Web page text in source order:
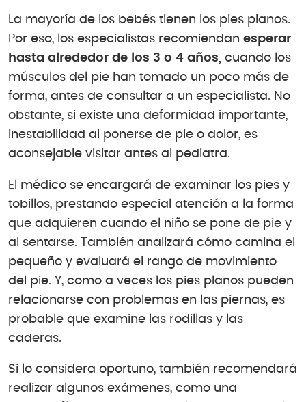
La mayoría de los bebés tienen los pies planos.
Por eso, los especialistas recomiendan esperar
hasta alrededor de los 3 o 4 años, cuando los
músculos del pie han tomado un poco más de
forma, antes de consultar a un especialista. No
obstante, si existe una deformidad importante,
inestabilidad al ponerse de pie o dolor, es
aconsejable visitar antes al pediatra.
El médico se encargará de examinar los pies y
tobillos, prestando especial atención a la forma
que adquieren cuando el niño se pone de pie y
al sentarse. También analizará cómo camina el
pequeño y evaluará el rango de movimiento
del pie. Y, como a veces los pies planos pueden
relacionarse con problemas en las piernas, es
probable que examine las rodillas y las
caderas.
Si lo considera oportuno, también recomendará
realizar algunos exámenes, como una